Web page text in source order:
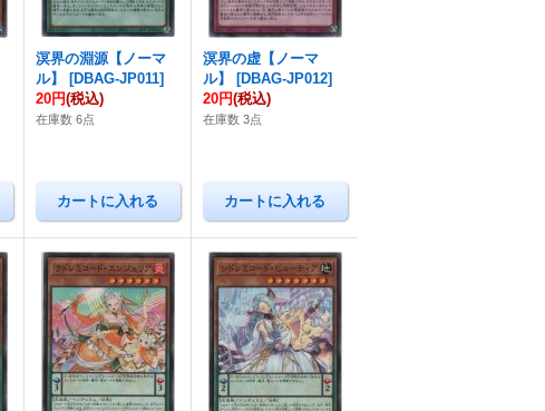
溟界の淵源【ノーマ
ル】
[DBAG-JP011]
20円(税込)
在庫数 6点
溟界の虚【ノーマ
ル】
[DBAG-JP012]
20円(税込)
在庫数 3点